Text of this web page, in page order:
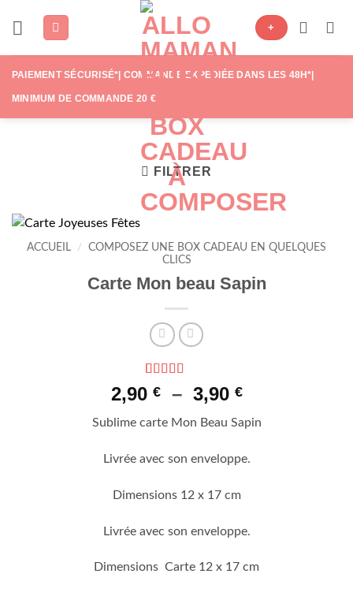
+
PAIEMENT SÉCURISÉ*| COMMANDE EXPÉDIÉE DANS LES 48H*|
MINIMUM DE COMMANDE 20 €
FILTRER
ACCUEIL /
COMPOSEZ UNE BOX CADEAU EN QUELQUES
CLICS
Carte Mon beau Sapin
Noté
sur 5
basé sur
1
client
2,90 € – 3,90 €Plage
prix :
à
Sublime carte Mon Beau Sapin
Livrée avec son enveloppe.
Dimensions 12 x 17 cm
Livrée avec son enveloppe.
Dimensions Carte 12 x 17 cm